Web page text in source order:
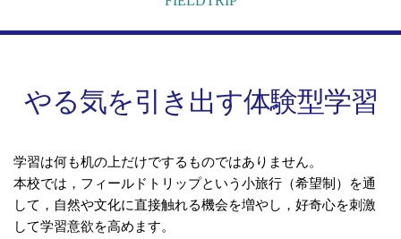
やる気を引き出す体験型学習
学習は何も机の上だけでするものではありません。
本校では，フィールドトリップという小旅行（希望制）を通
して，自然や文化に直接触れる機会を増やし，好奇心を刺激
して学習意欲を高めます。